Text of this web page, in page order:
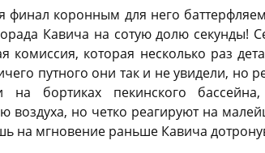
коронным для него
Кавича на сотую долю секунды!
комиссия, которая несколько раз
путного они так и не увидели, но
на бортиках пекинского
воздуха, но четко реагируют на
на мгновение раньше Кавича